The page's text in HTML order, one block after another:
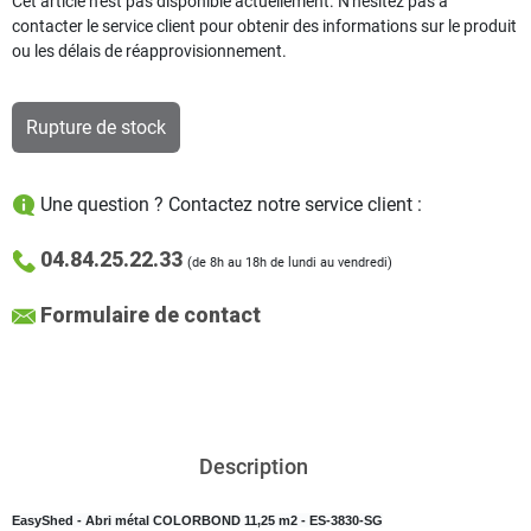
contacter le service client pour obtenir des informations sur le produit
ou les délais de réapprovisionnement.
Rupture de stock
Une question ? Contactez notre service client :
04.84.25.22.33 (de 8h au 18h de lundi au vendredi)
Formulaire de contact
Description
EasyShed - Abri métal COLORBOND 11,25 m2 - ES-3830-SG